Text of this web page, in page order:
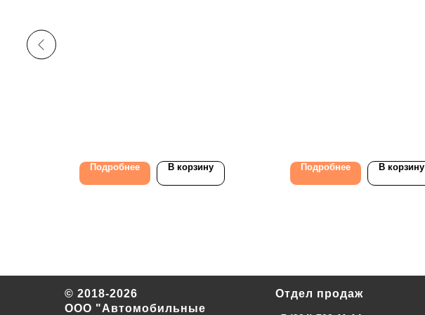
Подробнее В корзину Подробнее В корзину
© 2018-2026
ООО "Автомобильные
Отдел продаж